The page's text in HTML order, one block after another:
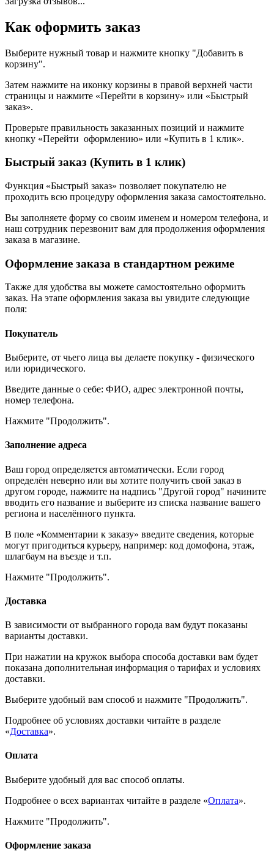
Как оформить заказ
Выберите нужный товар и нажмите кнопку "Добавить в
корзину".
Затем нажмите на иконку корзины в правой верхней части
страницы и нажмите «Перейти в корзину» или «Быстрый
заказ».
Проверьте правильность заказанных позиций и нажмите
кнопку «Перейти оформлению» или «Купить в 1 клик».
Быстрый заказ (Купить в 1 клик)
Функция «Быстрый заказ» позволяет покупателю не
проходить всю процедуру оформления заказа самостоятельно.
Вы заполняете форму со своим именем и номером телефона, и
наш сотрудник перезвонит вам для продолжения оформления
заказа в магазине.
Оформление заказа в стандартном режиме
Также для удобства вы можете самостоятельно оформить
заказ. На этапе оформления заказа вы увидите следующие
поля:
Покупатель
Выберите, от чьего лица вы делаете покупку - физического
или юридического.
Введите данные о себе: ФИО, адрес электронной почты,
номер телефона.
Нажмите "Продолжить".
Заполнение адреса
Ваш город определяется автоматически. Если город
определён неверно или вы хотите получить свой заказ в
другом городе, нажмите на надпись "Другой город" начините
вводить его название и выберите из списка название вашего
региона и населённого пункта.
В поле «Комментарии к заказу» введите сведения, которые
могут пригодиться курьеру, например: код домофона, этаж,
шлагбаум на въезде и т.п.
Нажмите "Продолжить".
Доставка
В зависимости от выбранного города вам будут показаны
варианты доставки.
При нажатии на кружок выбора способа доставки вам будет
показана дополнительная информация о тарифах и условиях
доставки.
Выберите удобный вам способ и нажмите "Продолжить".
Подробнее об условиях доставки читайте в разделе
«Доставка».
Оплата
Выберите удобный для вас способ оплаты.
Подробнее о всех вариантах читайте в разделе «Оплата».
Нажмите "Продолжить".
Оформление заказа